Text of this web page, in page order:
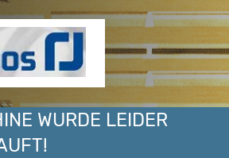
WURDE LEIDER